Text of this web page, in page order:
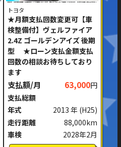
トヨタ
★月額支払回数変更可【車
検整備付】ヴェルファイア
2.4Z ゴールデンアイズ 後期
型 ★ローン支払金額支払
回数の相談お待ちしており
ます
支払額/月 63,000円
支払総額
年式
2013 年 (H25)
走行距離
88,000km
車検
2028年2月